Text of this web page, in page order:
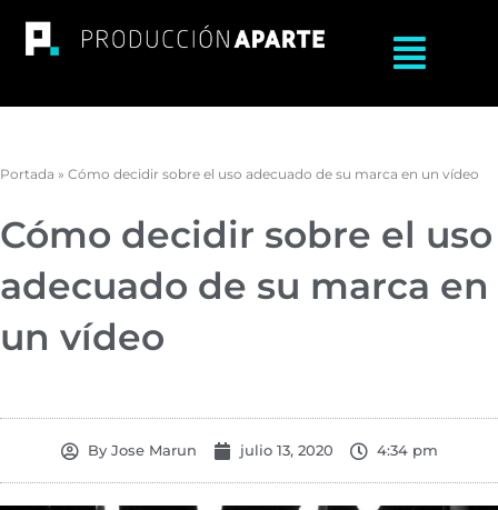
contenido
Main
Menu
Portada » Cómo decidir sobre el uso adecuado de su marca en un vídeo
Cómo decidir sobre el uso
adecuado de su marca en
un vídeo
ByJose Marun julio 13, 2020 4:34 pm